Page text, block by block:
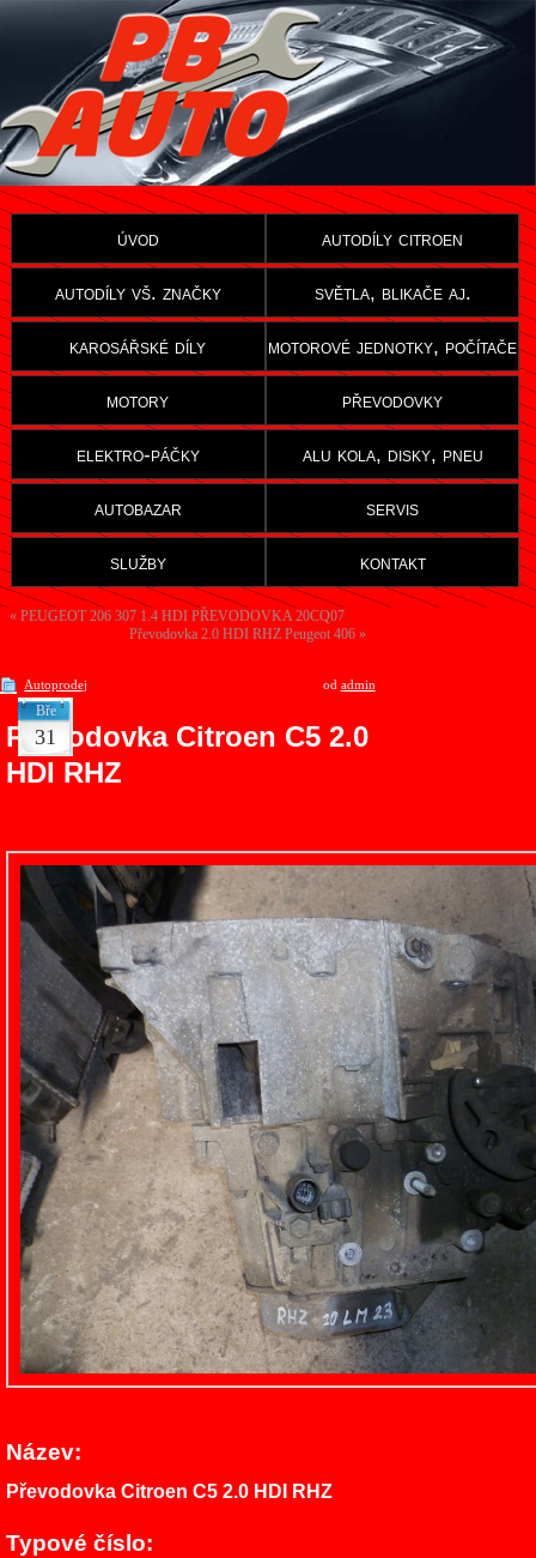
úvod autodíly citroen
autodíly vš. značky světla, blikače aj.
karosářské díly motorové jednotky, počítače
motory převodovky
elektro-páčky alu kola, disky, pneu
autobazar servis
služby kontakt
« PEUGEOT 206 307 1.4 HDI PŘEVODOVKA 20CQ07
Převodovka 2.0 HDI RHZ Peugeot 406»
Bře
31
Autoprodej od admin
Převodovka Citroen C5 2.0
HDI RHZ
Název:
Převodovka Citroen C5 2.0 HDI RHZ
Typové číslo: